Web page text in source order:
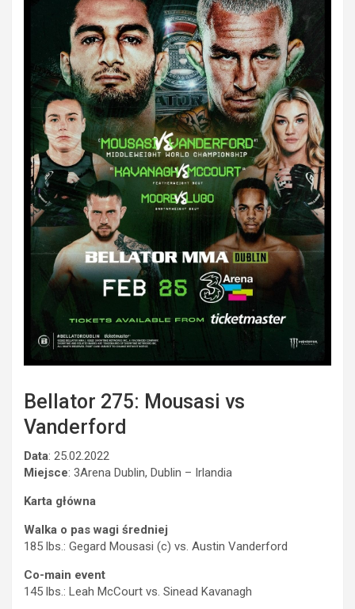
Bellator 275: Mousasi vs
Vanderford
Data: 25.02.2022
Miejsce: 3Arena Dublin, Dublin – Irlandia
Karta główna
Walka o pas wagi średniej
185 lbs.: Gegard Mousasi (c) vs. Austin Vanderford
Co-main event
145 lbs.: Leah McCourt vs. Sinead Kavanagh